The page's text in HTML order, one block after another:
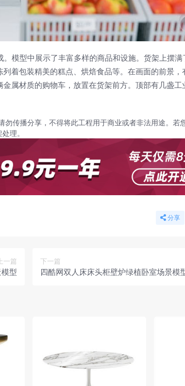
模型中展示了丰富多样的商品和设施。货架上摆
着包装精美的糕点、烘焙食品等。在画面的前景
属材质的购物车，放置在货架前方。顶部有几盏
传播分享，不得将此工程用于商业或者非法用途。若
理。
分享
上一篇
型
下一篇
四酷网双人床床头柜壁炉绿植卧室场景模